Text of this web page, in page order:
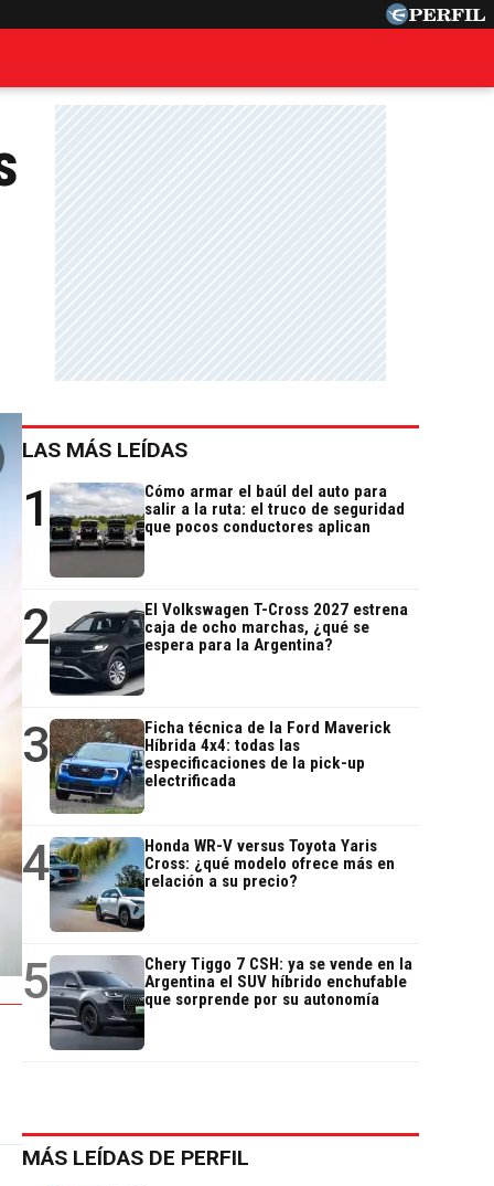
LAS MÁS LEÍDAS
1
Cómo armar el baúl del auto para
salir a la ruta: el truco de seguridad
que pocos conductores aplican
2
El Volkswagen T-Cross 2027 estrena
caja de ocho marchas, ¿qué se
espera para la Argentina?
3
Ficha técnica de la Ford Maverick
Híbrida 4x4: todas las
especificaciones de la pick-up
electrificada
4
Honda WR-V versus Toyota Yaris
Cross: ¿qué modelo ofrece más en
relación a su precio?
5
Chery Tiggo 7 CSH: ya se vende en la
Argentina el SUV híbrido enchufable
que sorprende por su autonomía
MÁS LEÍDAS DE PERFIL